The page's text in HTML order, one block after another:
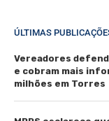
ÚLTIMAS
Vereadores
e cobram mais
milhões em Torres